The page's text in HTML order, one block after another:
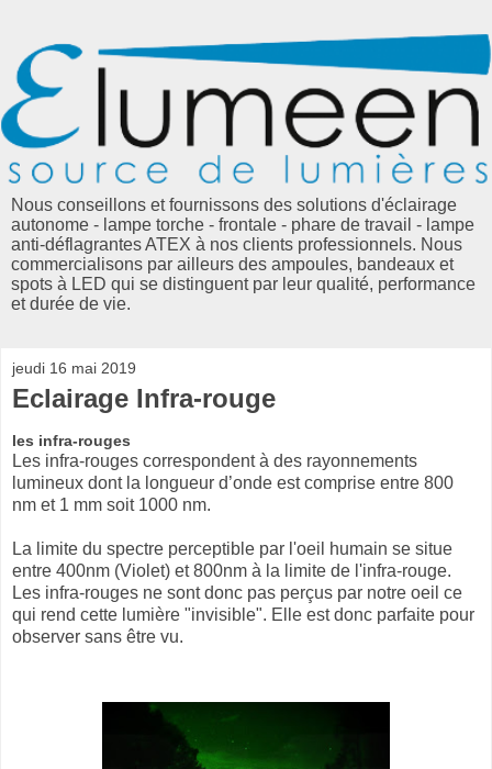
Nous conseillons et fournissons des solutions d'éclairage
autonome - lampe torche - frontale - phare de travail - lampe
anti-déflagrantes ATEX à nos clients professionnels. Nous
commercialisons par ailleurs des ampoules, bandeaux et
spots à LED qui se distinguent par leur qualité, performance
et durée de vie.
jeudi 16 mai 2019
Eclairage Infra-rouge
les infra-rouges
Les infra-rouges correspondent à des rayonnements
lumineux dont la longueur d’onde est comprise entre 800
nm et 1 mm soit 1000 nm.
La limite du spectre perceptible par l'oeil humain se situe
entre 400nm (Violet) et 800nm à la limite de l'infra-rouge.
Les infra-rouges ne sont donc pas perçus par notre oeil ce
qui rend cette lumière "invisible". Elle est donc parfaite pour
observer sans être vu.